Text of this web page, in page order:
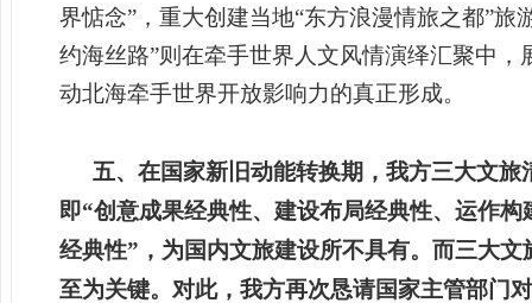
界惦念”，重大创建当地“东方浪漫情旅之都”
约海丝路”则在牵手世界人文风情演绎汇聚中
动北海牵手世界开放影响力的真正形成。
五、在国家新旧动能转换期，我方三大文
即“创意成果经典性、建设布局经典性、运作
经典性”，为国内文旅建设所不具有。而三大
至为关键。对此，我方再次恳请国家主管部门